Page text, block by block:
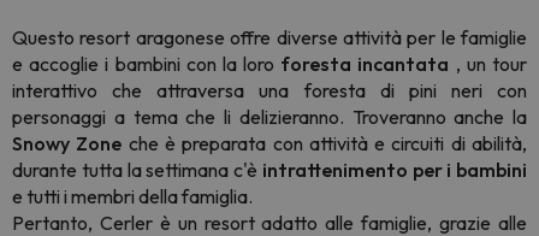
Questo resort aragonese offre diverse attività per le famiglie
e accoglie i bambini con la loro foresta incantata , un tour
interattivo che attraversa una foresta di pini neri con
personaggi a tema che li delizieranno. Troveranno anche la
Snowy Zone che è preparata con attività e circuiti di abilità,
durante tutta la settimana c'è intrattenimento per i bambini
e tutti i membri della famiglia.
Pertanto, Cerler è un resort adatto alle famiglie, grazie alle